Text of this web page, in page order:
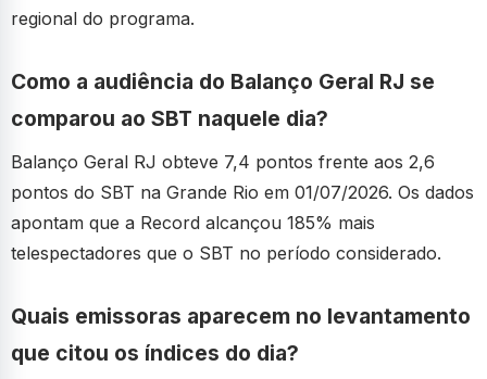
regional do programa.
Como a audiência do Balanço Geral RJ se
comparou ao SBT naquele dia?
Balanço Geral RJ obteve 7,4 pontos frente aos 2,6
pontos do SBT na Grande Rio em 01/07/2026. Os dados
apontam que a Record alcançou 185% mais
telespectadores que o SBT no período considerado.
Quais emissoras aparecem no levantamento
que citou os índices do dia?